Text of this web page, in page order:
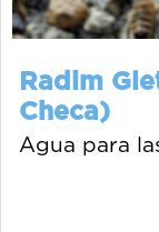
Radim
Checa)
Agua para